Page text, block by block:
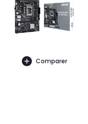
Comparer